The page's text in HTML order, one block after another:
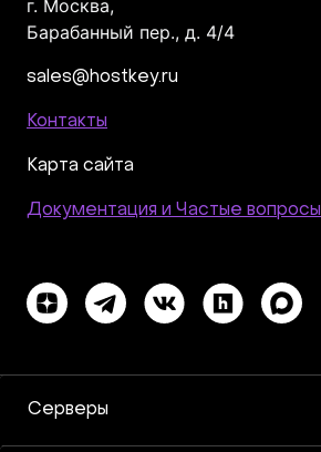
г. Москва,
Барабанный пер., д. 4/4
sales@hostkey.ru
Контакты
Карта сайта
Документация и Частые вопросы
Серверы